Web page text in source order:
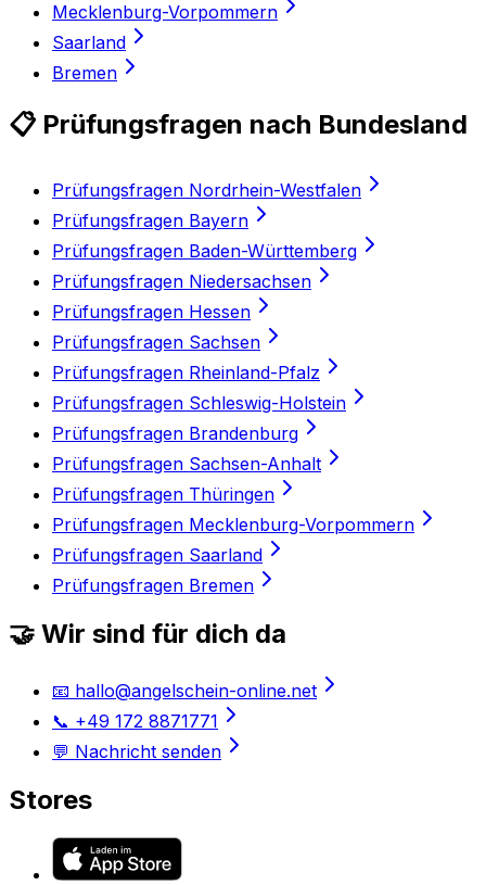
Mecklenburg-Vorpommern
Saarland
Bremen
📋 Prüfungsfragen nach Bundesland
Prüfungsfragen Nordrhein-Westfalen
Prüfungsfragen Bayern
Prüfungsfragen Baden-Württemberg
Prüfungsfragen Niedersachsen
Prüfungsfragen Hessen
Prüfungsfragen Sachsen
Prüfungsfragen Rheinland-Pfalz
Prüfungsfragen Schleswig-Holstein
Prüfungsfragen Brandenburg
Prüfungsfragen Sachsen-Anhalt
Prüfungsfragen Thüringen
Prüfungsfragen Mecklenburg-Vorpommern
Prüfungsfragen Saarland
Prüfungsfragen Bremen
🤝 Wir sind für dich da
📧 hallo@angelschein-online.net
📞 +49 172 8871771
💬 Nachricht senden
Stores